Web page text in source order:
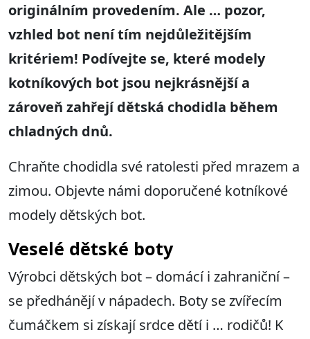
originálním provedením. Ale … pozor,
vzhled bot není tím nejdůležitějším
kritériem! Podívejte se, které modely
kotníkových bot jsou nejkrásnější a
zároveň zahřejí dětská chodidla během
chladných dnů.
Chraňte chodidla své ratolesti před mrazem a
zimou. Objevte námi doporučené kotníkové
modely dětských bot.
Veselé dětské boty
Výrobci dětských bot – domácí i zahraniční –
se předhánějí v nápadech. Boty se zvířecím
čumáčkem si získají srdce dětí i … rodičů! K